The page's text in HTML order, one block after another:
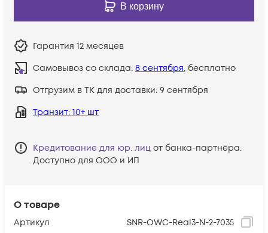
О товаре
Артикул
SNR-OWC-Real3-N-2-7035
В корзину
Гарантия 12 месяцев
Самовывоз со склада: 8 сентября, бесплатно
Отгрузим в ТК для доставки: 9 сентября
Транзит: 10+ шт
Кредитование для юр. лиц от банка-партнёра.
Доступно для ООО и ИП